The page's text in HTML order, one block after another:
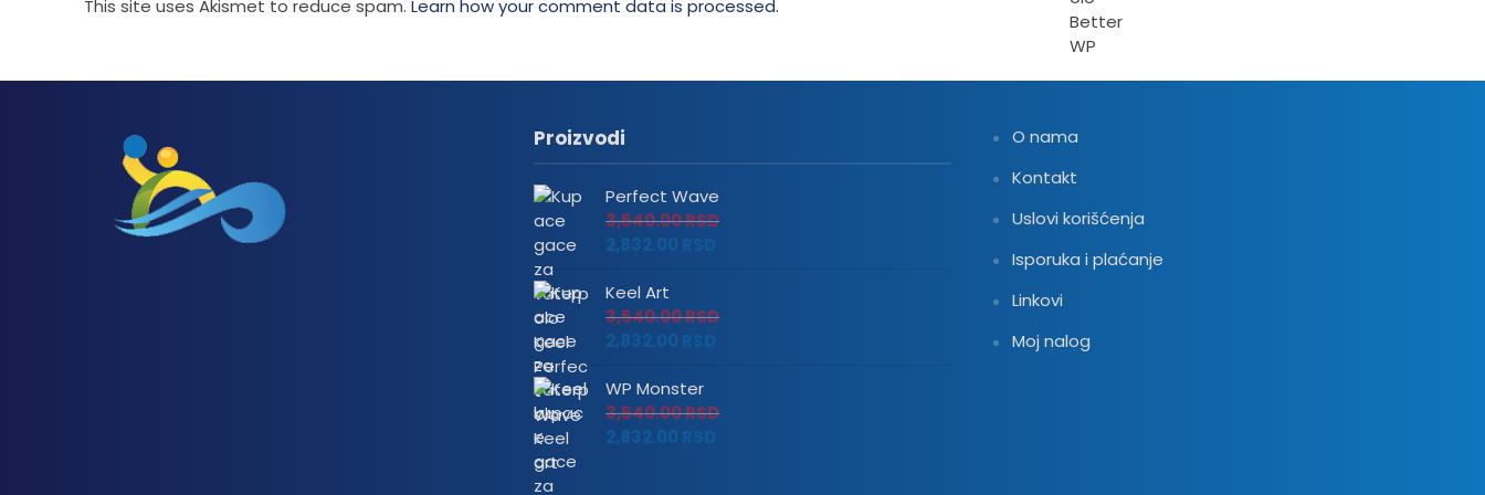
This site uses Akismet to reduce spam. Learn how your comment data is processed.
Proizvodi
Perfect Wave
3,540.00RSD
2,832.00
Keel Art
3,540.00RSD
2,832.00
WP Monster
3,540.00RSD
2,832.00
O nama
Kontakt
Uslovi korišćenja
Isporuka i plaćanje
Linkovi
Moj nalog